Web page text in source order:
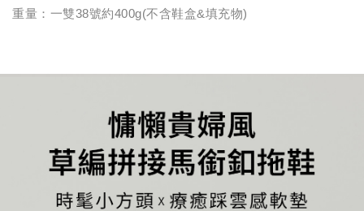
重量：一雙38號約400g(不含鞋盒&填充物)